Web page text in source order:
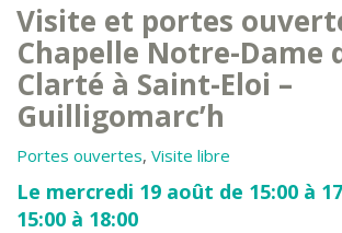
Visite et portes
Chapelle Notre-Dame
Clarté à Saint-Eloi –
Guilligomarc’h
Portes ouvertes, Visite libre
Le mercredi 19 août de 15:00 à
15:00 à 18:00